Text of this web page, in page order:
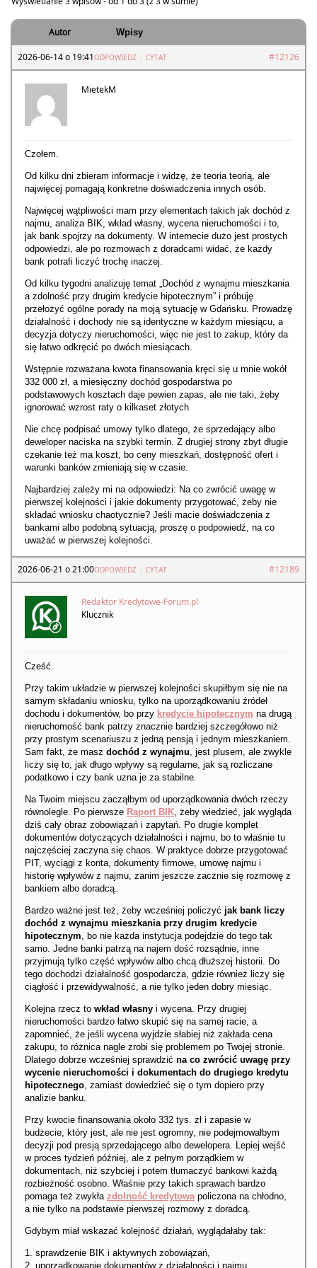
Autor Wpisy
2026-06-14 o 19:41 #12126
ODPOWIEDZ CYTAT
MietekM
Czołem.
Od kilku dni zbieram informacje i widzę, że teoria teorią, ale
najwięcej pomagają konkretne doświadczenia innych osób.
Najwięcej wątpliwości mam przy elementach takich jak dochód z
najmu, analiza BIK, wkład własny, wycena nieruchomości i to,
jak bank spojrzy na dokumenty. W internecie dużo jest prostych
odpowiedzi, ale po rozmowach z doradcami widać, że każdy
bank potrafi liczyć trochę inaczej.
Od kilku tygodni analizuję temat „Dochód z wynajmu mieszkania
a zdolność przy drugim kredycie hipotecznym” i próbuję
przełożyć ogólne porady na moją sytuację w Gdańsku. Prowadzę
działalność i dochody nie są identyczne w każdym miesiącu, a
decyzja dotyczy nieruchomości, więc nie jest to zakup, który da
się łatwo odkręcić po dwóch miesiącach.
Wstępnie rozważana kwota finansowania kręci się u mnie wokół
332 000 zł, a miesięczny dochód gospodarstwa po
podstawowych kosztach daje pewien zapas, ale nie taki, żeby
ignorować wzrost raty o kilkaset złotych
Nie chcę podpisać umowy tylko dlatego, że sprzedający albo
deweloper naciska na szybki termin. Z drugiej strony zbyt długie
czekanie też ma koszt, bo ceny mieszkań, dostępność ofert i
warunki banków zmieniają się w czasie.
Najbardziej zależy mi na odpowiedzi: Na co zwrócić uwagę w
pierwszej kolejności i jakie dokumenty przygotować, żeby nie
składać wniosku chaotycznie? Jeśli macie doświadczenia z
bankami albo podobną sytuacją, proszę o podpowiedź, na co
uważać w pierwszej kolejności.
2026-06-21 o 21:00 #12189
ODPOWIEDZ CYTAT
Redaktor Kredytowe-Forum.pl
Klucznik
Cześć.
Przy takim układzie w pierwszej kolejności skupiłbym się nie na
samym składaniu wniosku, tylko na uporządkowaniu źródeł
dochodu i dokumentów, bo przy kredycie hipotecznym na drugą
nieruchomość bank patrzy znacznie bardziej szczegółowo niż
przy prostym scenariuszu z jedną pensją i jednym mieszkaniem.
Sam fakt, że masz dochód z wynajmu, jest plusem, ale zwykle
liczy się to, jak długo wpływy są regularne, jak są rozliczane
podatkowo i czy bank uzna je za stabilne.
Na Twoim miejscu zacząłbym od uporządkowania dwóch rzeczy
równolegle. Po pierwsze Raport BIK, żeby wiedzieć, jak wygląda
dziś cały obraz zobowiązań i zapytań. Po drugie komplet
dokumentów dotyczących działalności i najmu, bo to właśnie tu
najczęściej zaczyna się chaos. W praktyce dobrze przygotować
PIT, wyciągi z konta, dokumenty firmowe, umowę najmu i
historię wpływów z najmu, zanim jeszcze zacznie się rozmowę z
bankiem albo doradcą.
Bardzo ważne jest też, żeby wcześniej policzyć jak bank liczy
dochód z wynajmu mieszkania przy drugim kredycie
hipotecznym, bo nie każda instytucja podejdzie do tego tak
samo. Jedne banki patrzą na najem dość rozsądnie, inne
przyjmują tylko część wpływów albo chcą dłuższej historii. Do
tego dochodzi działalność gospodarcza, gdzie również liczy się
ciągłość i przewidywalność, a nie tylko jeden dobry miesiąc.
Kolejna rzecz to wkład własny i wycena. Przy drugiej
nieruchomości bardzo łatwo skupić się na samej racie, a
zapomnieć, że jeśli wycena wyjdzie słabiej niż zakłada cena
zakupu, to różnica nagle zrobi się problemem po Twojej stronie.
Dlatego dobrze wcześniej sprawdzić na co zwrócić uwagę przy
wycenie nieruchomości i dokumentach do drugiego kredytu
hipotecznego, zamiast dowiedzieć się o tym dopiero przy
analizie banku.
Przy kwocie finansowania około 332 tys. zł i zapasie w
budżecie, który jest, ale nie jest ogromny, nie podejmowałbym
decyzji pod presją sprzedającego albo dewelopera. Lepiej wejść
w proces tydzień później, ale z pełnym porządkiem w
dokumentach, niż szybciej i potem tłumaczyć bankowi każdą
rozbieżność osobno. Właśnie przy takich sprawach bardzo
pomaga też zwykła zdolność kredytowapoliczona na chłodno,
a nie tylko na podstawie pierwszej rozmowy z doradcą.
Gdybym miał wskazać kolejność działań, wyglądałaby tak:
sprawdzenie BIK i aktywnych zobowiązań,
uporządkowanie dokumentów z działalności i najmu,